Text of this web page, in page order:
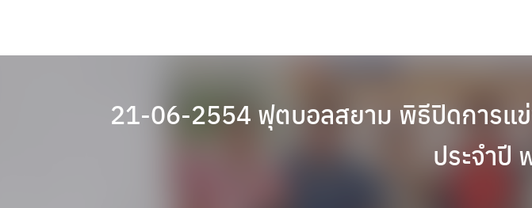
21-06-2554 ฟุตบอลสยาม พิธีปิดการแข่
ประจำปี